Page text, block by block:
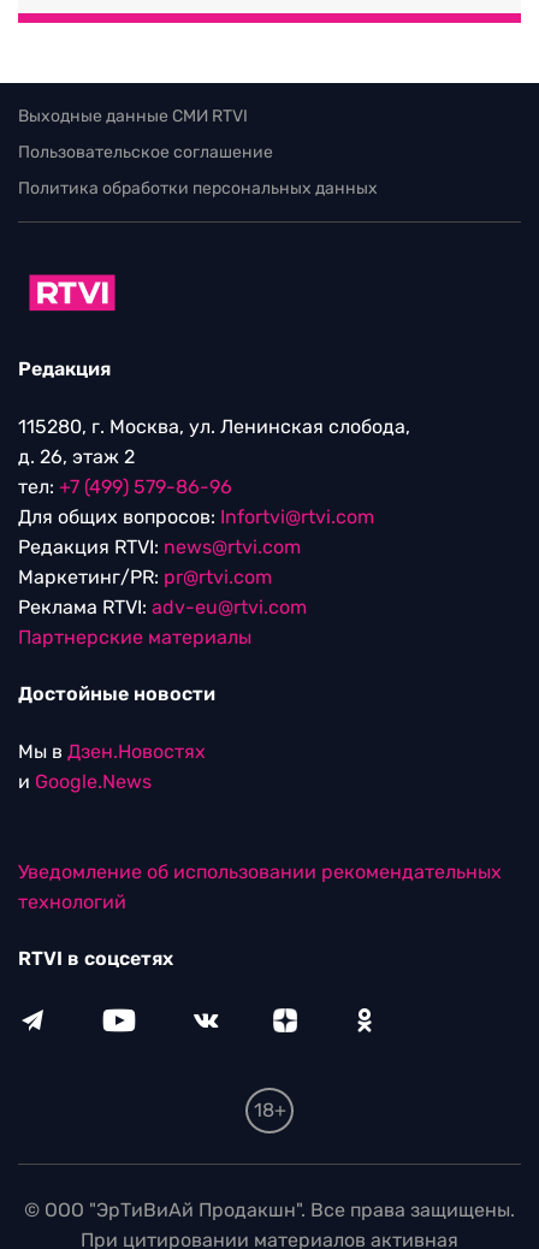
Выходные данные СМИ RTVI
Пользовательское соглашение
Политика обработки персональных данных
Редакция
115280, г. Москва, ул. Ленинская слобода,
д. 26, этаж 2
тел: +7 (499) 579-86-96
Для общих вопросов: Infortvi@rtvi.com
Редакция RTVI: news@rtvi.com
Маркетинг/PR: pr@rtvi.com
Реклама RTVI: adv-eu@rtvi.com
Партнерские материалы
Достойные новости
Мы в Дзен.Новостях
и Google.News
Уведомление об использовании рекомендательных
технологий
RTVI в соцсетях
18+
© ООО "ЭрТиВиАй Продакшн". Все права защищены.
При цитировании материалов активная